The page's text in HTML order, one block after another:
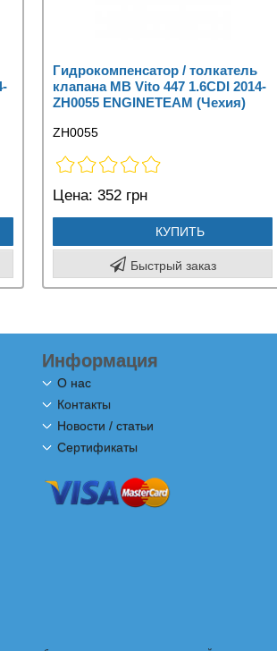
Гидрокомпенсатор / толкатель
клапана MB Vito 447 1.6CDI 2014-
ZH0055 ENGINETEAM (Чехия)
ZH0055
Цена: 352 грн
КУПИТЬ
Быстрый заказ
Информация
О нас
Контакты
Новости / статьи
Сертификаты